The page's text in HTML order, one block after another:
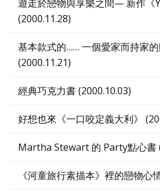
遊走於戀物與享樂之間— 新作《
(2000.11.28)
基本款式的…… 一個愛家而持家
(2000.11.21)
經典巧克力書 (2000.10.03)
好想也來《一口咬定義大利》
Martha Stewart 的 Party點心書
《河童旅行素描本》裡的戀物心